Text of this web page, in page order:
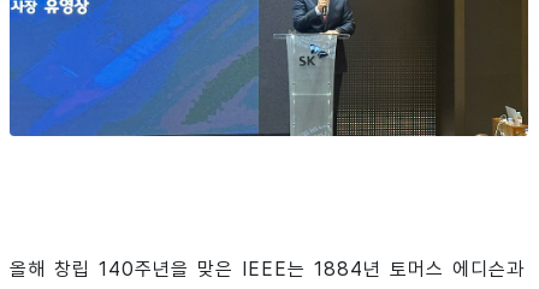
올해 창립 140주년을 맞은 IEEE는 1884년 토머스 에디슨과